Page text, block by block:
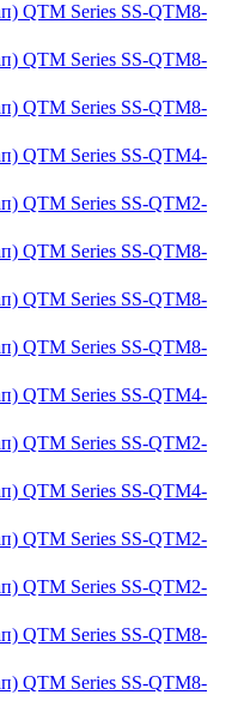
QTM Series SS-QTM8-
QTM Series SS-QTM8-
QTM Series SS-QTM8-
QTM Series SS-QTM4-
QTM Series SS-QTM2-
QTM Series SS-QTM8-
QTM Series SS-QTM8-
QTM Series SS-QTM8-
QTM Series SS-QTM4-
QTM Series SS-QTM2-
QTM Series SS-QTM4-
QTM Series SS-QTM2-
QTM Series SS-QTM2-
QTM Series SS-QTM8-
QTM Series SS-QTM8-